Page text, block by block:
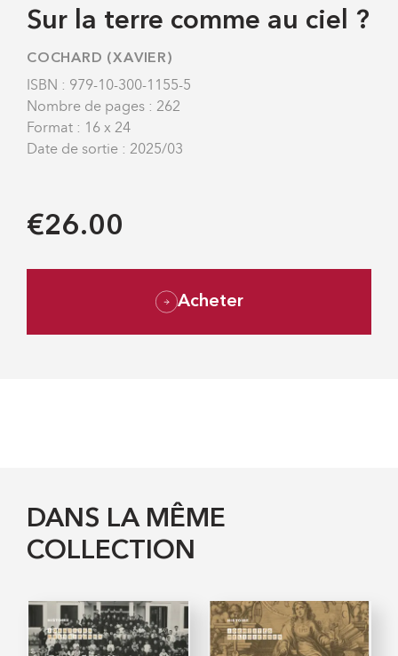
Sur la terre comme au ciel ?
COCHARD (XAVIER)
ISBN : 979-10-300-1155-5
Nombre de pages : 262
Format : 16 x 24
Date de sortie : 2025/03
€26.00
Acheter
DANS LA MÊME
COLLECTION